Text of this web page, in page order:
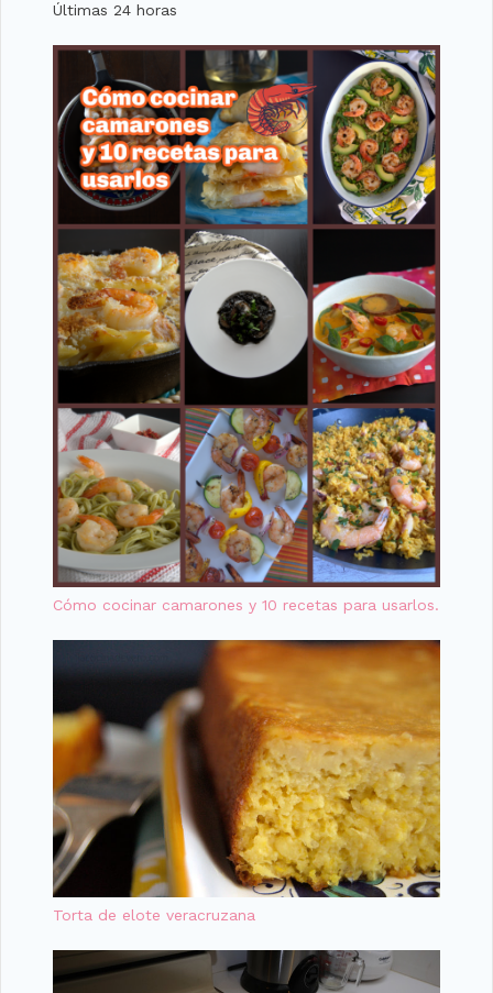
Últimas 24 horas
Cómo cocinar camarones y 10 recetas para usarlos.
Torta de elote veracruzana